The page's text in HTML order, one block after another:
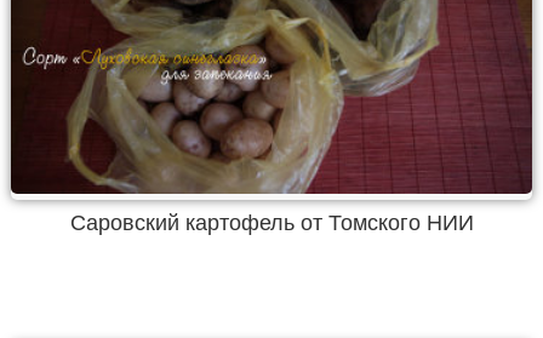
Саровский картофель от Томского НИИ